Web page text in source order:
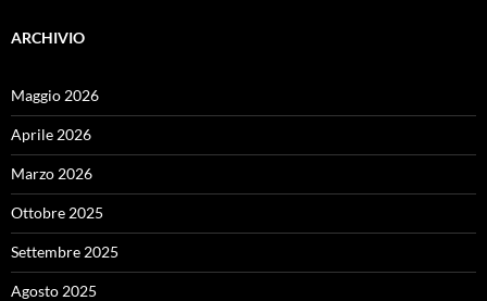
ARCHIVIO
Maggio 2026
Aprile 2026
Marzo 2026
Ottobre 2025
Settembre 2025
Agosto 2025